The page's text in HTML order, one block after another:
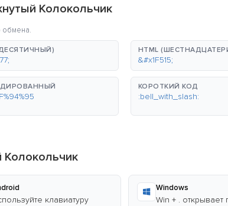
Колокольчик
обмена.
HTML
&#x1F515;
КОРОТКИЙ КОД
:bell_with_slash:
Колокольчик
клавиатуру
Windows
Win + . открывает